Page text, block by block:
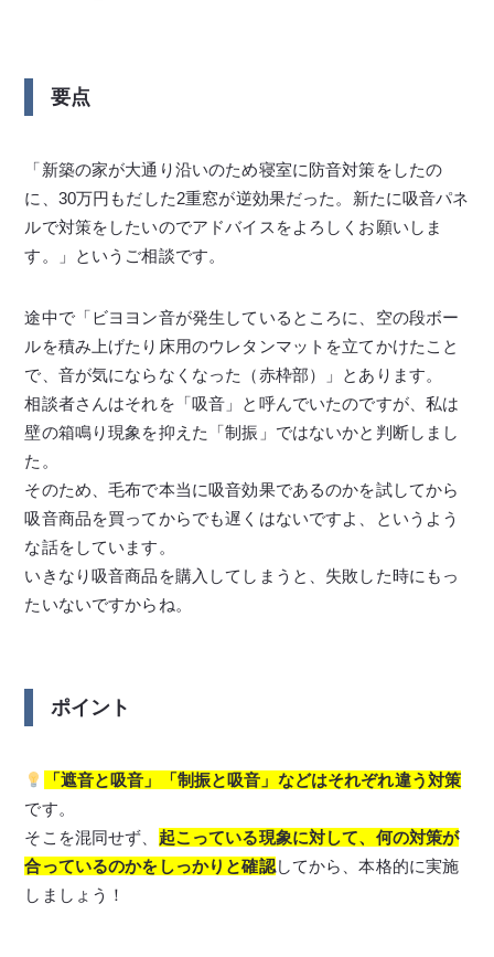
要点
「新築の家が大通り沿いのため寝室に防音対策をしたの
に、30万円もだした2重窓が逆効果だった。新たに吸音パネ
ルで対策をしたいのでアドバイスをよろしくお願いしま
す。」というご相談です。
途中で「ビヨヨン音が発生しているところに、空の段ボー
ルを積み上げたり床用のウレタンマットを立てかけたこと
で、音が気にならなくなった（赤枠部）」とあります。
相談者さんはそれを「吸音」と呼んでいたのですが、私は
壁の箱鳴り現象を抑えた「制振」ではないかと判断しまし
た。
そのため、毛布で本当に吸音効果であるのかを試してから
吸音商品を買ってからでも遅くはないですよ、というよう
な話をしています。
いきなり吸音商品を購入してしまうと、失敗した時にもっ
たいないですからね。
ポイント
「遮音と吸音」「制振と吸音」などはそれぞれ違う対策
です。
そこを混同せず、 起こっている現象に対して、何の対策が
合っているのかをしっかりと確認してから、本格的に実施
しましょう！